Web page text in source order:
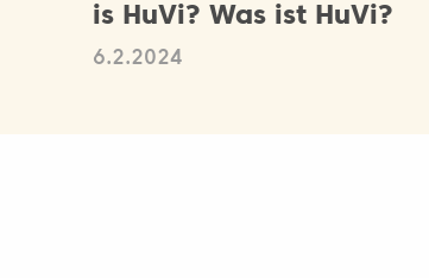
is HuVi? Was ist HuVi?
6.2.2024